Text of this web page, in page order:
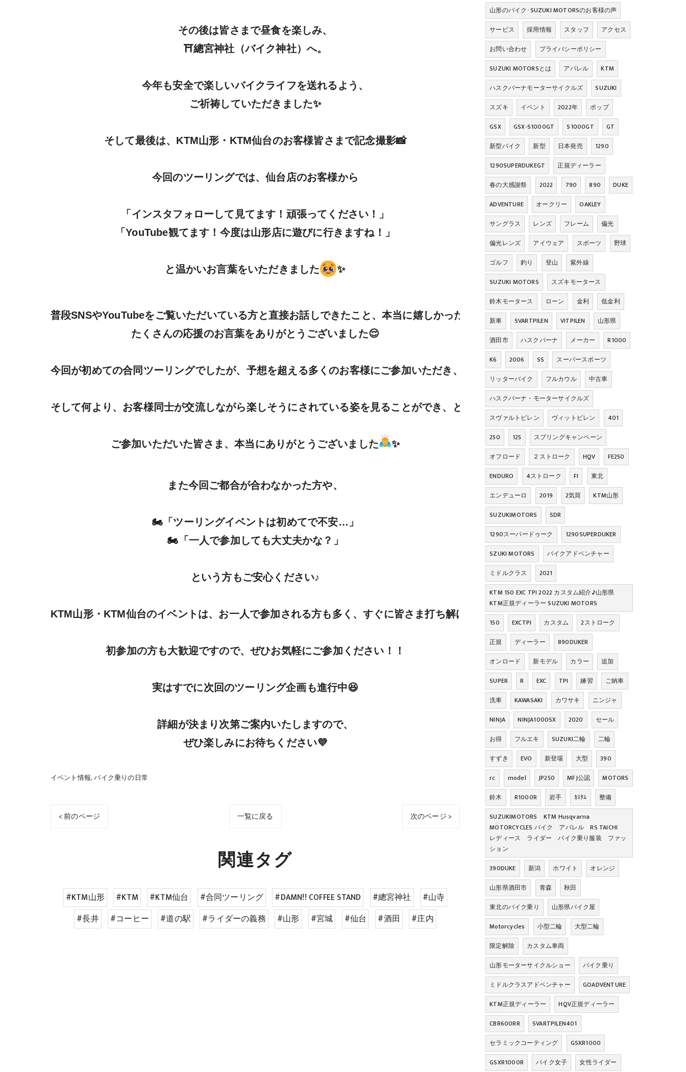
その後は皆さまで昼食を楽しみ、
⛩總宮神社（バイク神社）へ。
今年も安全で楽しいバイクライフを送れるよう、
ご祈祷していただきました✨
そして最後は、KTM山形・KTM仙台のお客様皆さまで記念撮影📸
今回のツーリングでは、仙台店のお客様から
「インスタフォローして見てます！頑張ってください！」
「YouTube観てます！今度は山形店に遊びに行きますね！」
と温かいお言葉をいただきました ✨
普段SNSやYouTubeをご覧いただいている方と直接お話しできたこと、本当に嬉しかったです。
たくさんの応援のお言葉をありがとうございました😌
今回が初めての合同ツーリングでしたが、予想を超える多くのお客様にご参加いただき、スタッフ一同感謝の気持ちでいっぱいです✨
そして何より、お客様同士が交流しながら楽しそうにされている姿を見ることができ、とても嬉しく思いました😊
ご参加いただいた皆さま、本当にありがとうございました ✨
また今回ご都合が合わなかった方や、
🏍「ツーリングイベントは初めてで不安…」
🏍「一人で参加しても大丈夫かな？」
という方もご安心ください♪
KTM山形・KTM仙台のイベントは、お一人で参加される方も多く、すぐに皆さま打ち解けて楽しまれております♪
初参加の方も大歓迎ですので、ぜひお気軽にご参加ください！！
実はすでに次回のツーリング企画も進行中😆
詳細が決まり次第ご案内いたしますので、
ぜひ楽しみにお待ちください💜
イベント情報 バイク乗りの日常
< 前のページ 一覧に戻る 次のページ >
関連タグ
#KTM山形 #KTM #KTM仙台 #合同ツーリング #DAMN!! COFFEE STAND #總宮神社
#山寺
#長井
#コーヒー #道の駅 #ライダーの義務 #山形 #宮城 #仙台 #酒田 #庄内
山形のバイク･SUZUKI MOTORSのお客様の声
サービス
採用情報 スタッフ
アクセス
お問い合わせ
プライバシーポリシー
SUZUKI MOTORSとは
アパレル
KTM
ハスクバーナモーターサイクルズ
SUZUKI
スズキ
イベント 2022年
ポップ
GSX
GSX-S1000GT S1000GT
GT
新型バイク
新型 日本発売
1290
1290SUPERDUKEGT
正規ディーラー
春の大感謝祭
2022 790 890
DUKE
ADVENTURE
オークリー
OAKLEY
サングラス
レンズ フレーム
偏光
偏光レンズ
アイウェア スポーツ
野球
ゴルフ
釣り 登山
紫外線
SUZUKI MOTORS
スズキモータース
鈴木モータース
ローン 金利
低金利
新車
SVARTPILEN VITPILEN
山形県
酒田市
ハスクバーナ メーカー
R1000
K6
2006 SS
スーパースポーツ
リッターバイク
フルカウル
中古車
ハスクバーナ・モーターサイクルズ
スヴァルトピレン
ヴィットピレン
401
250
125
スプリングキャンペーン
オフロード
２ストローク HQV
FE250
ENDURO
4ストローク FI
東北
エンデューロ
2019 2気筒
KTM山形
SUZUKIMOTORS
SDR
1290スーパードゥーク
1290SUPERDUKER
SZUKI MOTORS
バイクアドベンチャー
ミドルクラス
2021
KTM 150 EXC TPI 2022 カスタム紹介♪山形県
KTM正規ディーラー SUZUKI MOTORS
150
EXCTPI カスタム
2ストローク
正規
ディーラー
890DUKER
オンロード
新モデル カラー
追加
SUPER
R EXC TPI 練習
ご納車
洗車
KAWASAKI カワサキ
ニンジャ
NINJA
NINJA1000SX 2020
セール
お得
フルエキ SUZUKI二輪
二輪
すずき
EVO 新登場 大型
390
rc
model JP250 MFJ公認
MOTORS
鈴木
R1000R 岩手 ｶｽﾀﾑ
整備
SUZUKIMOTORS KTM Husqvarna
MOTORCYCLES バイク アパレル RS TAICHI
レディース ライダー バイク乗り服装 ファッ
ション
390DUKE
新潟 ホワイト
オレンジ
山形県酒田市
青森
秋田
東北のバイク乗り
山形県バイク屋
Motorcycles
小型二輪
大型二輪
限定解除
カスタム車両
山形モーターサイクルショー
バイク乗り
ミドルクラスアドベンチャー
GOADVENTURE
KTM正規ディーラー
HQV正規ディーラー
CBR600RR
SVARTPILEN401
セラミックコーティング
GSXR1000
GSXR1000R
バイク女子 女性ライダー